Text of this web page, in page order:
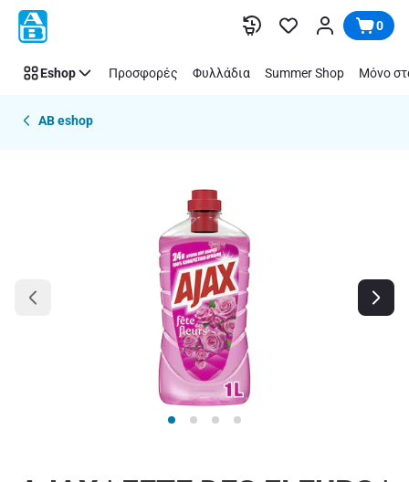
Παράλειψη 0
Eshop Προσφορές Φυλλάδια Summer Shop Μόνο
AB eshop